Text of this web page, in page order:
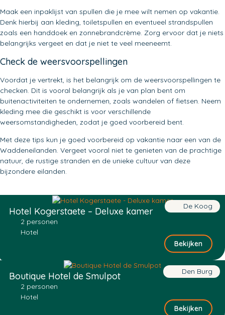
Maak een inpaklijst van spullen die je mee wilt nemen op vakantie.
Denk hierbij aan kleding, toiletspullen en eventueel strandspullen
zoals een handdoek en zonnebrandcrème. Zorg ervoor dat je niets
belangrijks vergeet en dat je niet te veel meeneemt.
Check de weersvoorspellingen
Voordat je vertrekt, is het belangrijk om de weersvoorspellingen te
checken. Dit is vooral belangrijk als je van plan bent om
buitenactiviteiten te ondernemen, zoals wandelen of fietsen. Neem
kleding mee die geschikt is voor verschillende
weersomstandigheden, zodat je goed voorbereid bent.
Met deze tips kun je goed voorbereid op vakantie naar een van de
Waddeneilanden. Vergeet vooral niet te genieten van de prachtige
natuur, de rustige stranden en de unieke cultuur van deze
bijzondere eilanden.
Hotel Kogerstaete – Deluxe kamer
2 personen
Hotel
De Koog
Bekijken
Boutique Hotel de Smulpot
2 personen
Hotel
Den Burg
Bekijken